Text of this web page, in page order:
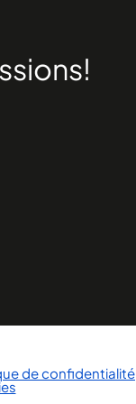
de confidentialité